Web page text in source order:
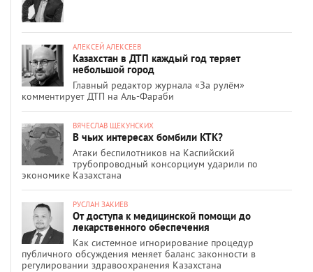
АЛЕКСЕЙ АЛЕКСЕЕВ
Казахстан в ДТП каждый год теряет
небольшой город
Главный редактор журнала «За рулём»
комментирует ДТП на Аль-Фараби
ВЯЧЕСЛАВ ЩЕКУНСКИХ
В чьих интересах бомбили КТК?
Атаки беспилотников на Каспийский
трубопроводный консорциум ударили по
экономике Казахстана
РУСЛАН ЗАКИЕВ
От доступа к медицинской помощи до
лекарственного обеспечения
Как системное игнорирование процедур
публичного обсуждения меняет баланс законности в
регулировании здравоохранения Казахстана